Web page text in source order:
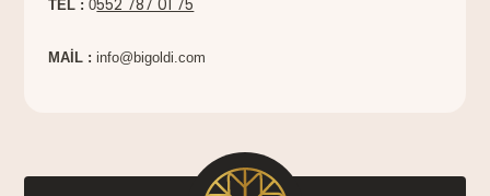
TEL : 0552 787 01 75
MAİL :info@bigoldi.com